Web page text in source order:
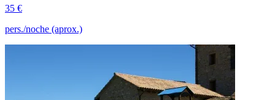
35 €
pers./noche (aprox.)